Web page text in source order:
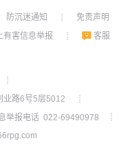
防沉迷通知 ┊
免责声明
有害信息举报 ┊
客服
┊
业路6号5层5012
┊
举报电话 022-69490978
┊